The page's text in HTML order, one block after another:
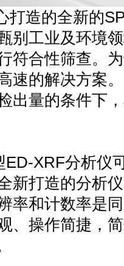
打造的全新的
别工业及环境
符合性筛查。
速的解决方案
出量的条件下
ED-XRF分析仪
新打造的分析
率和计数率是
、操作简捷，